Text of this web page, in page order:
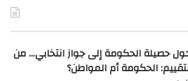
حصيلة الحكومة إلى جواز انتخابي… من
الحكومة أم المواطن؟